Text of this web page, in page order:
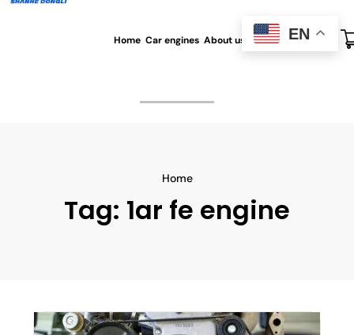
Home Car engines About us All blog Contact us
Home
Tag: 1ar fe engine
EN